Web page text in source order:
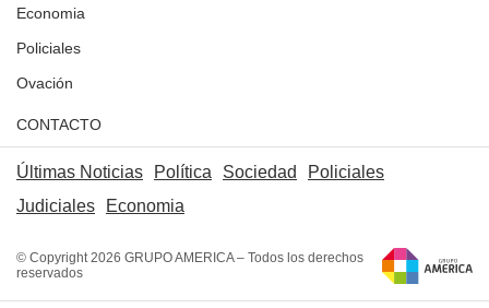
Economia
Policiales
Ovación
CONTACTO
Últimas Noticias Política Sociedad
Policiales
Judiciales
Economia
© Copyright 2026 GRUPO AMERICA – Todos los derechos
reservados